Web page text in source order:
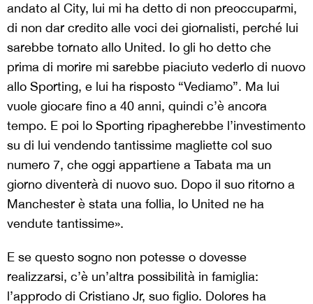
andato al City, lui mi ha detto di non preoccuparmi,
di non dar credito alle voci dei giornalisti, perché lui
sarebbe tornato allo United. Io gli ho detto che
prima di morire mi sarebbe piaciuto vederlo di nuovo
allo Sporting, e lui ha risposto “Vediamo”. Ma lui
vuole giocare fino a 40 anni, quindi c’è ancora
tempo. E poi lo Sporting ripagherebbe l’investimento
su di lui vendendo tantissime magliette col suo
numero 7, che oggi appartiene a Tabata ma un
giorno diventerà di nuovo suo. Dopo il suo ritorno a
Manchester è stata una follia, lo United ne ha
vendute tantissime».
E se questo sogno non potesse o dovesse
realizzarsi, c’è un’altra possibilità in famiglia:
l’approdo di Cristiano Jr, suo figlio. Dolores ha